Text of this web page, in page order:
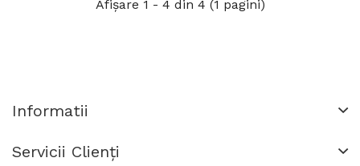
Afişare 1 - 4 din 4 (1 pagini)
Informatii
Servicii Clienţi